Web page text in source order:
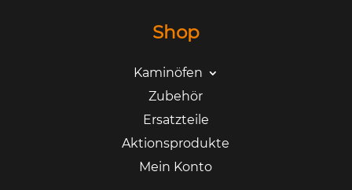
Shop
Kaminöfen
Zubehör
Ersatzteile
Aktionsprodukte
Mein Konto